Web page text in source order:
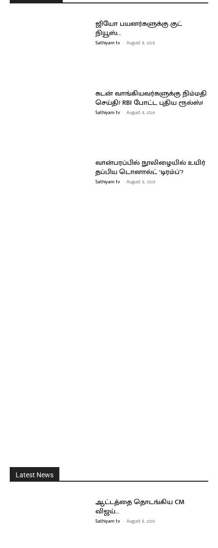
ஜியோ பயனர்களுக்கு குட்
நியூஸ்…
Sathiyam tv - August 8, 2026
கடன் வாங்கியவர்களுக்கு நிம்மதி
செய்தி! RBI போட்ட புதிய ரூல்ஸ்!
Sathiyam tv - August 8, 2026
வான்பரப்பில் நூலிழையில் உயிர்
தப்பிய டொனால்ட் ‘டிரம்ப்’?
Sathiyam tv - August 6, 2026
Latest News
ஆட்டத்தை தொடங்கிய CM
விஜய்…
Sathiyam tv - August 8, 2026